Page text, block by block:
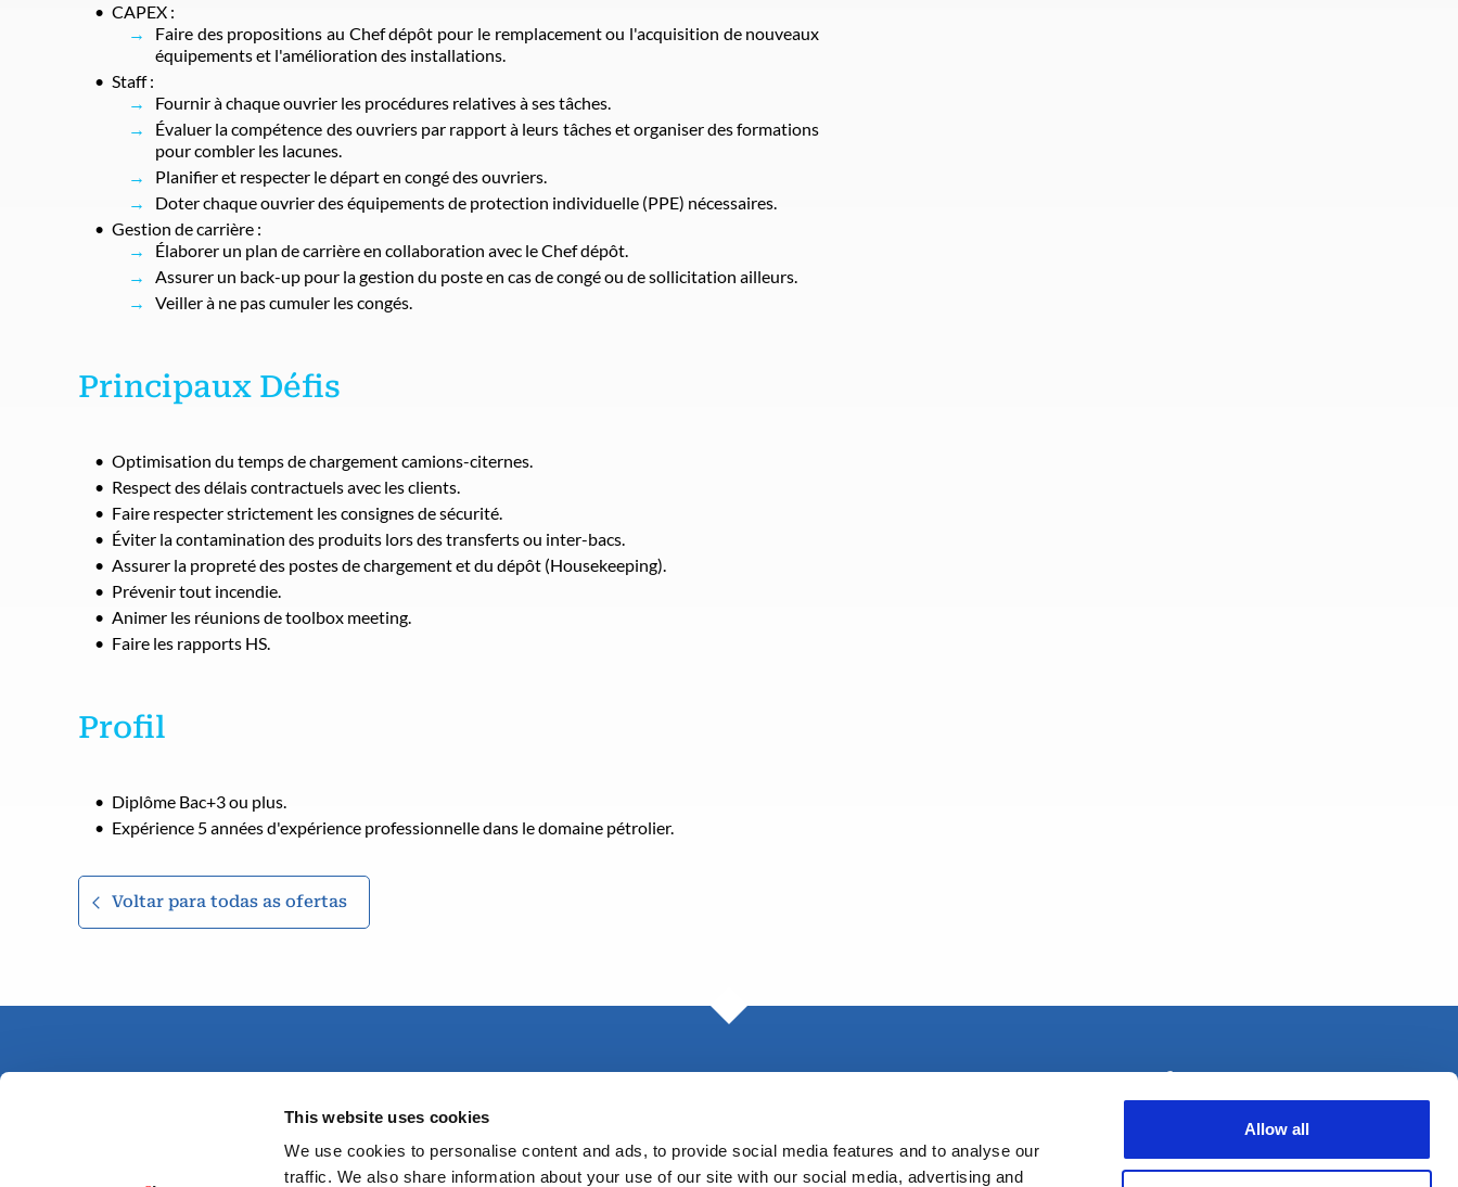
This website uses cookies
We use cookies to personalise content and ads, to provide social media features and to analyse our
traffic. We also share information about your use of our site with our social media, advertising and
Allow all
CAPEX :
Faire des propositions au Chef dépôt pour le remplacement ou l'acquisition de nouveaux
équipements et l'amélioration des installations.
Staff :
Fournir à chaque ouvrier les procédures relatives à ses tâches.
Évaluer la compétence des ouvriers par rapport à leurs tâches et organiser des formations
pour combler les lacunes.
Planifier et respecter le départ en congé des ouvriers.
Doter chaque ouvrier des équipements de protection individuelle (PPE) nécessaires.
Gestion de carrière :
Élaborer un plan de carrière en collaboration avec le Chef dépôt.
Assurer un back-up pour la gestion du poste en cas de congé ou de sollicitation ailleurs.
Veiller à ne pas cumuler les congés.
Principaux Défis
Optimisation du temps de chargement camions-citernes.
Respect des délais contractuels avec les clients.
Faire respecter strictement les consignes de sécurité.
Éviter la contamination des produits lors des transferts ou inter-bacs.
Assurer la propreté des postes de chargement et du dépôt (Housekeeping).
Prévenir tout incendie.
Animer les réunions de toolbox meeting.
Faire les rapports HS.
Profil
Diplôme Bac+3 ou plus.
Expérience 5 années d'expérience professionnelle dans le domaine pétrolier.
Voltar para todas as ofertas
Blog